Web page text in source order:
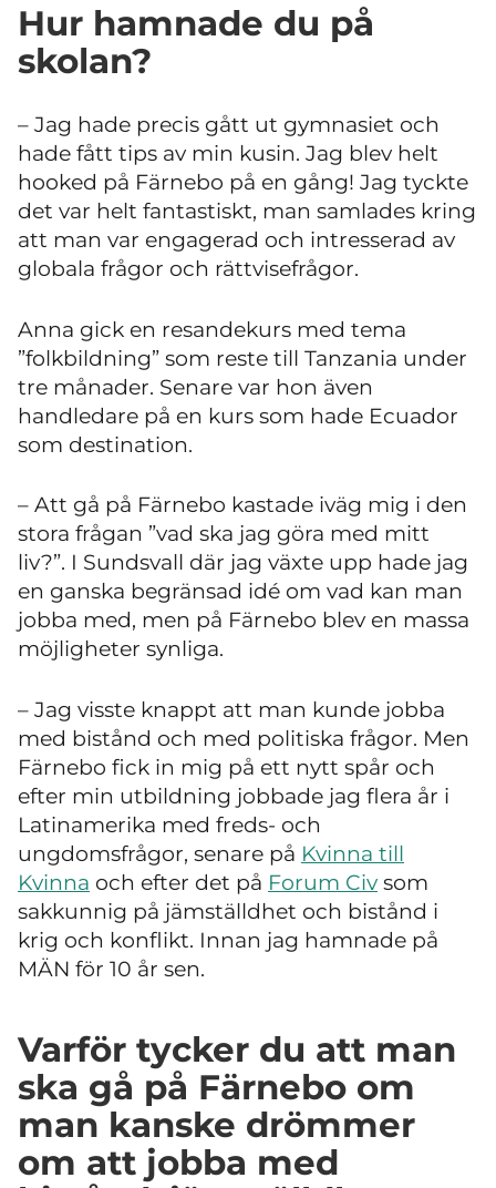
Hur hamnade du på
skolan?
– Jag hade precis gått ut gymnasiet och
hade fått tips av min kusin. Jag blev helt
hooked på Färnebo på en gång! Jag tyckte
det var helt fantastiskt, man samlades kring
att man var engagerad och intresserad av
globala frågor och rättvisefrågor.
Anna gick en resandekurs med tema
”folkbildning” som reste till Tanzania under
tre månader. Senare var hon även
handledare på en kurs som hade Ecuador
som destination.
– Att gå på Färnebo kastade iväg mig i den
stora frågan ”vad ska jag göra med mitt
liv?”. I Sundsvall där jag växte upp hade jag
en ganska begränsad idé om vad kan man
jobba med, men på Färnebo blev en massa
möjligheter synliga.
– Jag visste knappt att man kunde jobba
med bistånd och med politiska frågor. Men
Färnebo fick in mig på ett nytt spår och
efter min utbildning jobbade jag flera år i
Latinamerika med freds- och
ungdomsfrågor, senare på Kvinna till
Kvinna och efter det på Forum Civ som
sakkunnig på jämställdhet och bistånd i
krig och konflikt. Innan jag hamnade på
MÄN för 10 år sen.
Varför tycker du att man
ska gå på Färnebo om
man kanske drömmer
om att jobba med